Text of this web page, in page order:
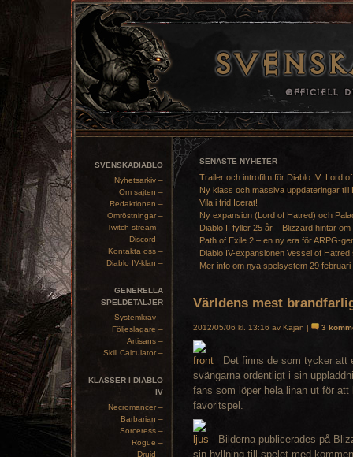
SVENSKADIABLO
Nyhetsarkiv –
Om sajten –
Redaktionen –
Omröstningar –
Twitch-stream –
Discord –
Kontakta oss –
Diablo IV-klan –
GENERELLA
SPELDETALJER
Systemkrav –
Följeslagare –
Artisans –
Skill Calculator –
KLASSER I DIABLO
IV
Necromancer –
Barbarian –
Sorceress –
Rogue –
Druid –
SENASTE NYHETER
Trailer och introfilm för Diablo IV: Lord
Ny klass och massiva uppdateringar till
Vila i frid Icerat!
Ny expansion (Lord of Hatred) och
Diablo II fyller 25 år – Blizzard hintar om
Path of Exile 2 – en ny era för ARPG-
Diablo IV-expansionen Vessel of
Mer info om nya spelsystem 29 februari
Världens mest
2012/05/06 kl. 13:16 av Kajan | 3
Det finns de som tycker att
svängarna ordentligt i sin
fans som löper hela linan ut för
favoritspel.
Bilderna publicerades på
sin hyllning till spelet med